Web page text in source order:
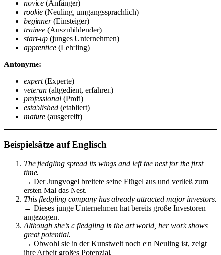
novice (Anfänger)
rookie (Neuling, umgangssprachlich)
beginner(Einsteiger)
trainee (Auszubildender)
start-up (junges Unternehmen)
apprentice (Lehrling)
Antonyme:
expert(Experte)
veteran (altgedient, erfahren)
professional (Profi)
established (etabliert)
mature (ausgereift)
Beispielsätze auf Englisch
The fledgling spread its wings and left the nest for the first
time.
→ Der Jungvogel breitete seine Flügel aus und verließ zum
ersten Mal das Nest.
This fledgling company has already attracted major investors.
→ Dieses junge Unternehmen hat bereits große Investoren
angezogen.
Although she’s a fledgling in the art world, her work shows
great potential.
→ Obwohl sie in der Kunstwelt noch ein Neuling ist, zeigt
ihre Arbeit großes Potenzial.